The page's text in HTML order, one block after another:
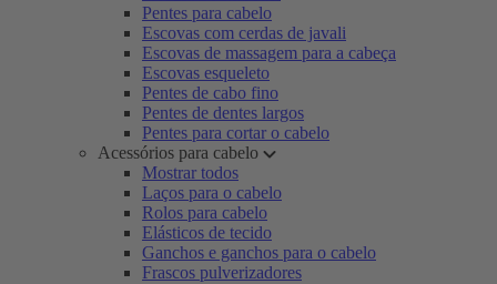
Pentes para cabelo
Escovas com cerdas de javali
Escovas de massagem para a cabeça
Escovas esqueleto
Pentes de cabo fino
Pentes de dentes largos
Pentes para cortar o cabelo
Acessórios para cabelo
Mostrar todos
Laços para o cabelo
Rolos para cabelo
Elásticos de tecido
Ganchos e ganchos para o cabelo
Frascos pulverizadores